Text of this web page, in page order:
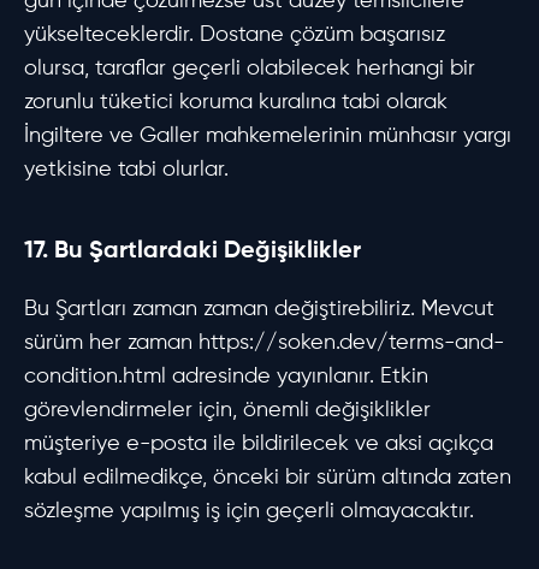
yükselteceklerdir. Dostane çözüm başarısız
olursa, taraflar geçerli olabilecek herhangi bir
zorunlu tüketici koruma kuralına tabi olarak
İngiltere ve Galler mahkemelerinin münhasır yargı
yetkisine tabi olurlar.
17. Bu Şartlardaki Değişiklikler
Bu Şartları zaman zaman değiştirebiliriz. Mevcut
sürüm her zaman https://soken.dev/terms-and-
condition.html adresinde yayınlanır. Etkin
görevlendirmeler için, önemli değişiklikler
müşteriye e-posta ile bildirilecek ve aksi açıkça
kabul edilmedikçe, önceki bir sürüm altında zaten
sözleşme yapılmış iş için geçerli olmayacaktır.